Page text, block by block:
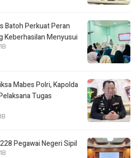
Batoh Perkuat Peran
Keberhasilan Menyusui
Mabes Polri, Kapolda
Tugas
Pegawai Negeri Sipil